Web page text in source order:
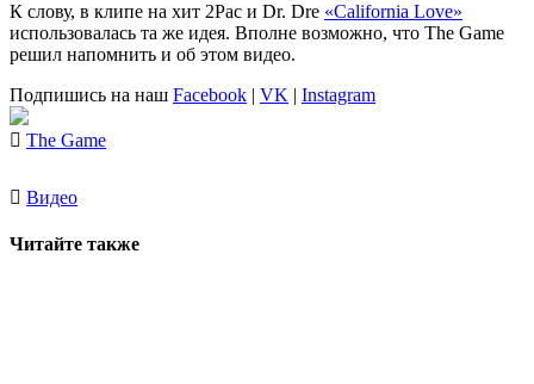
К слову, в клипе на хит 2Pac и Dr. Dre «California Love»
использовалась та же идея. Вполне возможно, что The Game
решил напомнить и об этом видео.
Подпишись на наш Facebook | VK | Instagram
The Game
Видео
Читайте также